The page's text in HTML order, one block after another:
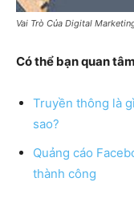
Vai Trò Của Digital
Có thể bạn quan
Truyền thông là
sao?
Quảng cáo
thành công